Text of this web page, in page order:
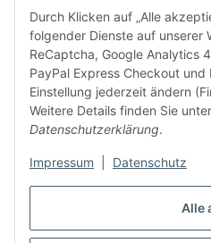
Alle
Durch Klicken auf „Alle
folgender Dienste auf unserer
ReCaptcha, Google Analytics
PayPal Express Checkout
Einstellung jederzeit ändern
Weitere Details finden Sie unter
Datenschutzerklärung.
Impressum Datenschutz